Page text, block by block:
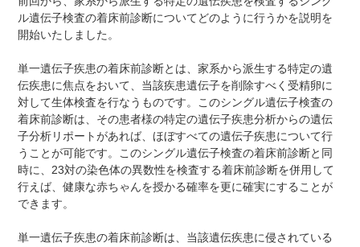
ル遺伝子検査の着床前診断についてどのように行うかを説明を
開始いたしました。
単一遺伝子疾患の着床前診断とは、家系から派生する特定の遺
伝疾患に焦点をおいて、当該疾患遺伝子を削除すべく受精卵に
対して生体検査を行なうものです。このシングル遺伝子検査の
着床前診断は、その患者様の特定の遺伝子疾患分析からの遺伝
子分析リポートがあれば、ほぼすべての遺伝子疾患について行
うことが可能です。このシングル遺伝子検査の着床前診断と同
時に、23対の染色体の異数性を検査する着床前診断を併用して
行えば、健康な赤ちゃんを授かる確率を更に確実にすることが
できます。
単一遺伝子疾患の着床前診断は、当該遺伝疾患に侵されている